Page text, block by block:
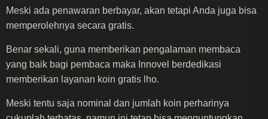
Meski ada penawaran berbayar, akan tetapi Anda juga bisa
memperolehnya secara gratis.
Benar sekali, guna memberikan pengalaman membaca
yang baik bagi pembaca maka Innovel berdedikasi
memberikan layanan koin gratis lho.
Meski tentu saja nominal dan jumlah koin perharinya